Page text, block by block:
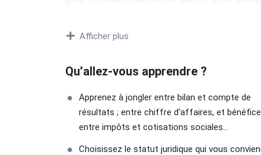
société.
Afficher plus
Qu’allez-vous apprendre ?
Apprenez à jongler entre bilan et compte de
résultats ; entre chiffre d'affaires, et
entre impôts et cotisations sociales...
Choisissez le statut juridique qui vous